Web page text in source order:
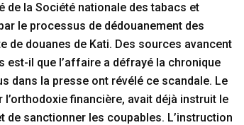
de la Société nationale des tabacs et
le processus de dédouanement des
de douanes de Kati. Des sources avancent
est-il que l’affaire a défrayé la chronique
dans la presse ont révélé ce scandale. Le
financière, avait déjà instruit le
de sanctionner les coupables. L’instruction